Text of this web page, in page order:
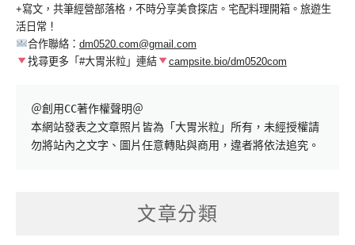
+寫文，共筆經營部落格，不時分享美食探店。宅配料理開箱。旅遊生
活日常！
合作聯絡： dm0520.com@gmail.com
找尋更多「#大胃米粒」連結
campsite.bio/dm0520com
＠創用CC著作權聲明＠
本網站發表之文章照片皆為「大胃米粒」所有，未經授權請
勿將站內之文字、圖片任意轉貼與商用，違者將依法追究。
文章分類